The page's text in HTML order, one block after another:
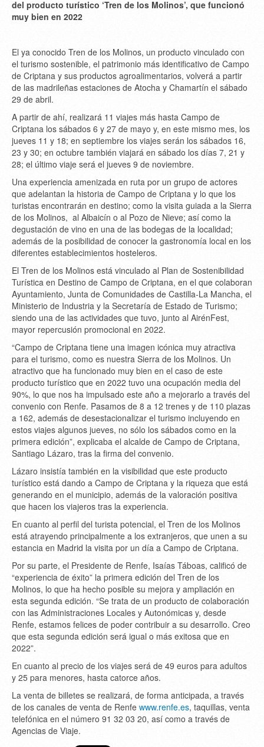
del producto turístico ‘Tren de los Molinos’, que funcionó
muy bien en 2022
El ya conocido Tren de los Molinos, un producto vinculado con
el turismo sostenible, el patrimonio más identificativo de Campo
de Criptana y sus productos agroalimentarios, volverá a partir
de las madrileñas estaciones de Atocha y Chamartín el sábado
29 de abril.
A partir de ahí, realizará 11 viajes más hasta Campo de
Criptana los sábados 6 y 27 de mayo y, en este mismo mes, los
jueves 11 y 18; en septiembre los viajes serán los sábados 16,
23 y 30; en octubre también viajará en sábado los días 7, 21 y
28; el último viaje será el jueves 9 de noviembre.
Una experiencia amenizada en ruta por un grupo de actores
que adelantan la historia de Campo de Criptana y lo que los
turistas encontrarán en destino; como la visita guiada a la Sierra
de los Molinos, al Albaicín o al Pozo de Nieve; así como la
degustación de vino en una de las bodegas de la localidad;
además de la posibilidad de conocer la gastronomía local en los
diferentes establecimientos hosteleros.
El Tren de los Molinos está vinculado al Plan de Sostenibilidad
Turística en Destino de Campo de Criptana, en el que colaboran
Ayuntamiento, Junta de Comunidades de Castilla-La Mancha, el
Ministerio de Industria y la Secretaría de Estado de Turismo;
siendo una de las actividades que tuvo, junto al AirénFest,
mayor repercusión promocional en 2022.
“Campo de Criptana tiene una imagen icónica muy atractiva
para el turismo, como es nuestra Sierra de los Molinos. Un
atractivo que ha funcionado muy bien en el caso de este
producto turístico que en 2022 tuvo una ocupación media del
90%, lo que nos ha impulsado este año a mejorarlo a través del
convenio con Renfe. Pasamos de 8 a 12 trenes y de 110 plazas
a 162, además de desestacionalizar el turismo incluyendo en
estos viajes algunos jueves, no sólo los sábados como en la
primera edición”, explicaba el alcalde de Campo de Criptana,
Santiago Lázaro, tras la firma del convenio.
Lázaro insistía también en la visibilidad que este producto
turístico está dando a Campo de Criptana y la riqueza que está
generando en el municipio, además de la valoración positiva
que hacen los viajeros tras la experiencia.
En cuanto al perfil del turista potencial, el Tren de los Molinos
está atrayendo principalmente a los extranjeros, que unen a su
estancia en Madrid la visita por un día a Campo de Criptana.
Por su parte, el Presidente de Renfe, Isaías Táboas, calificó de
“experiencia de éxito” la primera edición del Tren de los
Molinos, lo que ha hecho posible su mejora y ampliación en
esta segunda edición. “Se trata de un producto de colaboración
con las Administraciones Locales y Autonómicas y, desde
Renfe, estamos felices de poder contribuir a su desarrollo. Creo
que esta segunda edición será igual o más exitosa que en
2022”.
En cuanto al precio de los viajes será de 49 euros para adultos
y 25 para menores, hasta catorce años.
La venta de billetes se realizará, de forma anticipada, a través
de los canales de venta de Renfe www.renfe.es, taquillas, venta
telefónica en el número 91 32 03 20, así como a través de
Agencias de Viaje.